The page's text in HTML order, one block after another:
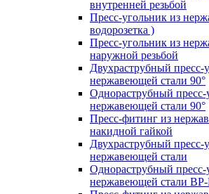
внутренней резьбой
Пресс-угольник из
водорозетка )
Пресс-угольник из
наружной резьбой
Двухраструбный пресс-
нержавеющей стали 90°
Однораструбный пресс-
нержавеющей стали 90°
Пресс-фитинг из
накидной гайкой
Двухраструбный пресс-
нержавеющей стали
Однораструбный пресс-
нержавеющей стали